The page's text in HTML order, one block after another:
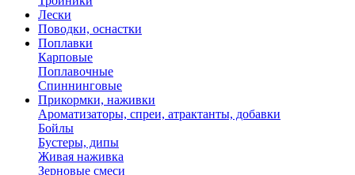
Лески
Поводки, оснастки
Поплавки
Карповые
Поплавочные
Спиннинговые
Прикормки, наживки
Ароматизаторы, спреи, атрактанты, добавки
Бойлы
Бустеры, дипы
Живая наживка
Зерновые смеси